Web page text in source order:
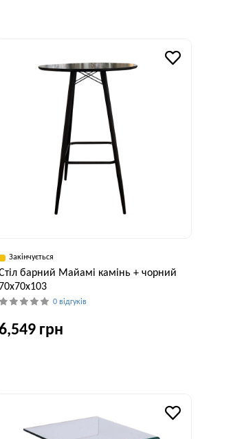
Закінчується
барний Майамі камінь + чорний
70x70x103
0 відгуків
грн